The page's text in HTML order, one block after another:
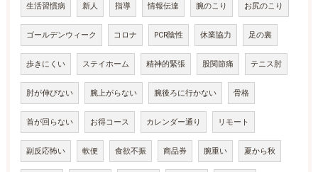
生活習慣病 新人 指導 情報伝達 腕のこり お尻のこり
ゴールデンウィーク コロナ PCR陰性 休業協力 足の裏
歩きにくい ステイホーム 精神的緊張 股関節痛 テニス肘
肘が伸びない 腕上がらない 腕後ろに行かない 骨格
首が回らない お得コース カレンダー通り リモート
副反応怖い 軟便 食欲不振 商品券 腕重い 夏から秋